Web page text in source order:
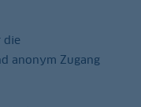
die
anonym Zugang